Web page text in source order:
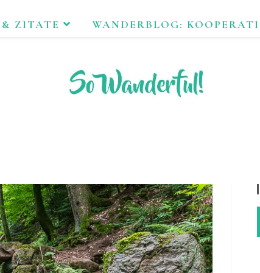
& ZITATE WANDERBLOG: